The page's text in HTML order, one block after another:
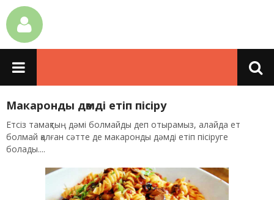
Макаронды дәмді етіп пісіру
Етсіз тамақтың дәмі болмайды деп отырамыз, алайда ет
болмай қалған сәтте де макаронды дәмді етіп пісіруге
болады....